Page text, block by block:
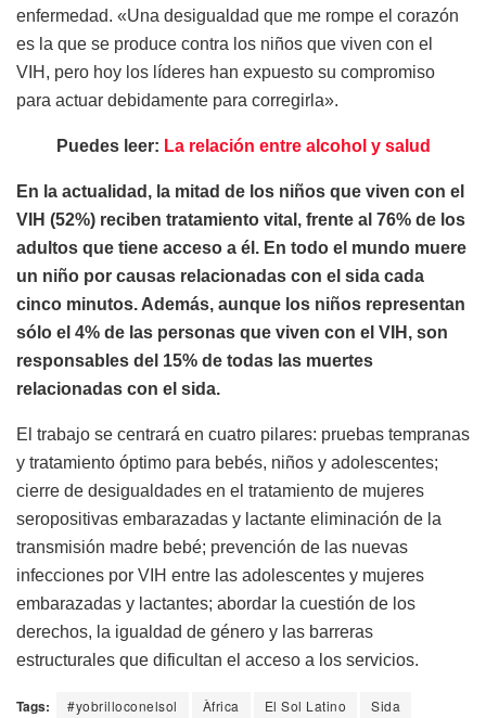
enfermedad. «Una desigualdad que me rompe el corazón
es la que se produce contra los niños que viven con el
VIH, pero hoy los líderes han expuesto su compromiso
para actuar debidamente para corregirla».
Puedes leer: La relación entre alcohol y salud
En la actualidad, la mitad de los niños que viven con el
VIH (52%) reciben tratamiento vital, frente al 76% de los
adultos que tiene acceso a él. En todo el mundo muere
un niño por causas relacionadas con el sida cada
cinco minutos. Además, aunque los niños representan
sólo el 4% de las personas que viven con el VIH, son
responsables del 15% de todas las muertes
relacionadas con el sida.
El trabajo se centrará en cuatro pilares: pruebas tempranas
y tratamiento óptimo para bebés, niños y adolescentes;
cierre de desigualdades en el tratamiento de mujeres
seropositivas embarazadas y lactante eliminación de la
transmisión madre bebé; prevención de las nuevas
infecciones por VIH entre las adolescentes y mujeres
embarazadas y lactantes; abordar la cuestión de los
derechos, la igualdad de género y las barreras
estructurales que dificultan el acceso a los servicios.
Tags: #yobrilloconelsol Àfrica El Sol Latino
Sida